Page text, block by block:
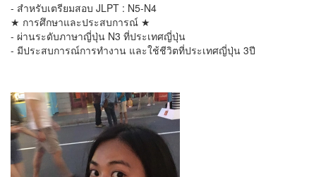
- สำหรับเตรียมสอบ JLPT : N5-N4
★ การศึกษาและประสบการณ์ ★
- ผ่านระดับภาษาญี่ปุ่น N3 ที่ประเทศญี่ปุ่น
- มีประสบการณ์การทำงาน และใช้ชีวิตที่ประเทศญี่ปุ่น 3ปี